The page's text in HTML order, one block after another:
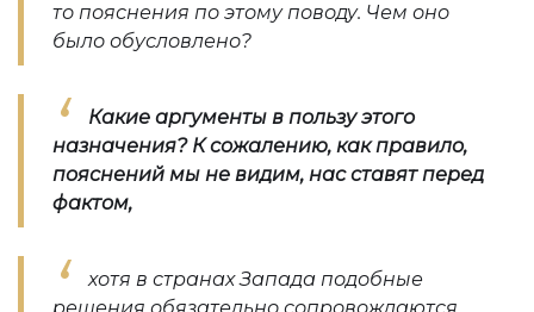
то пояснения по этому поводу. Чем оно
было обусловлено?
Какие аргументы в пользу этого
назначения? К сожалению, как правило,
пояснений мы не видим, нас ставят перед
фактом,
хотя в странах Запада подобные